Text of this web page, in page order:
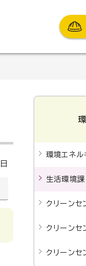
日
環境エネル
生活環境課
クリーンセ
クリーンセ
クリーンセ